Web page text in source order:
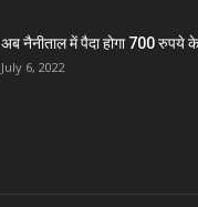
अब नैनीताल में पैदा होगा 700 रुपये
July 6, 2022